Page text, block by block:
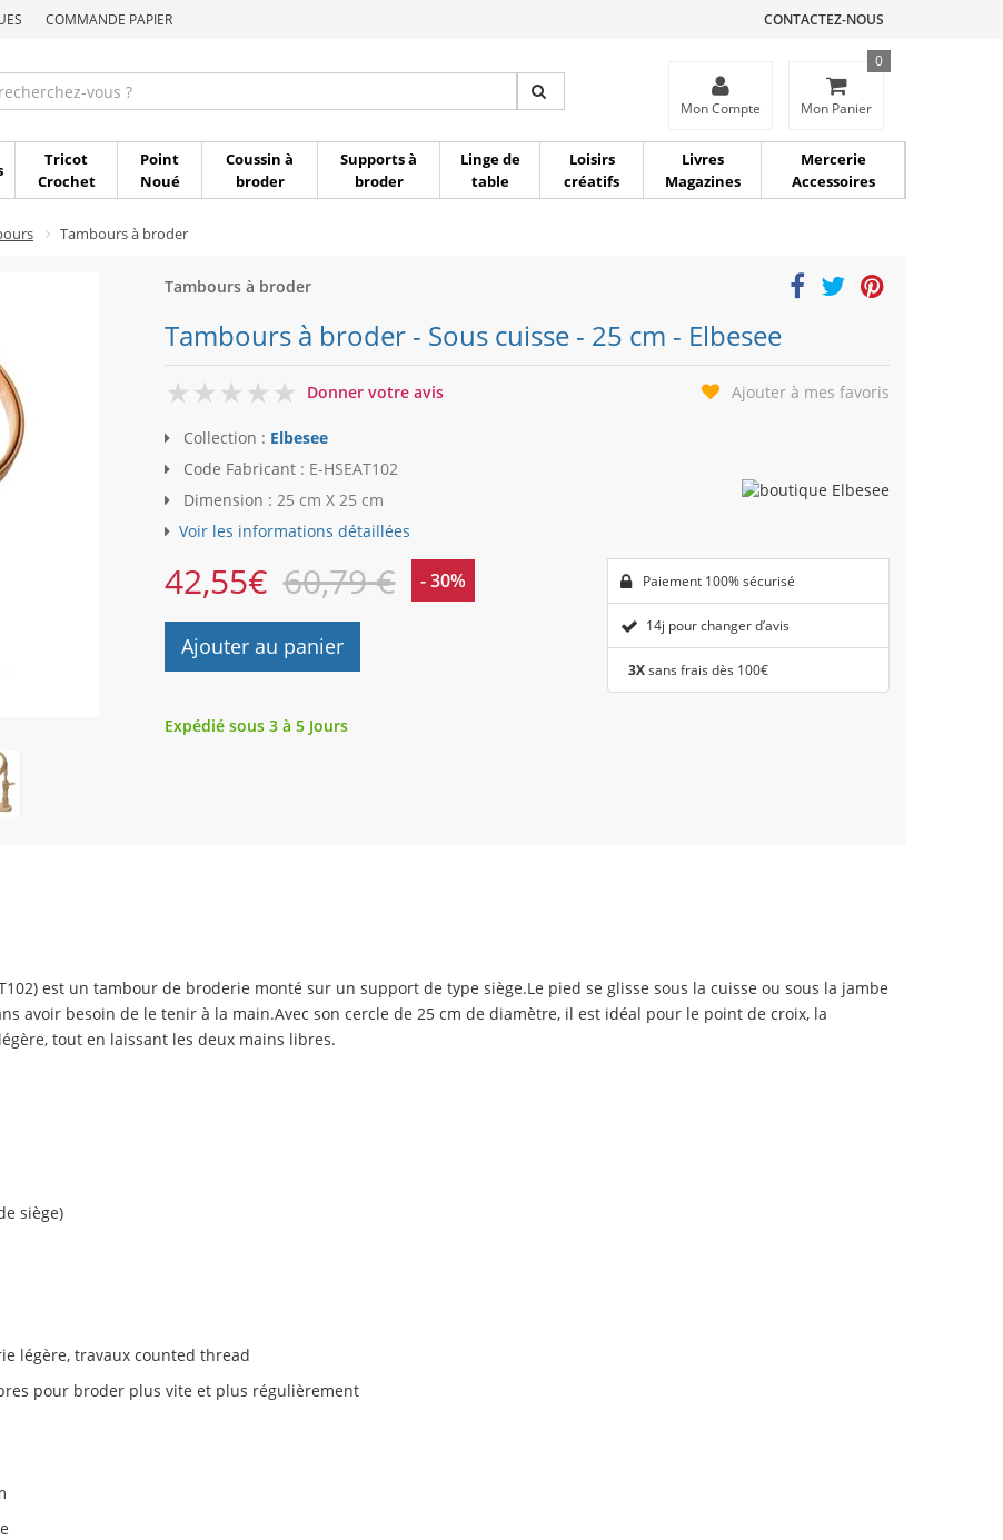
COMMANDE PAPIER CONTACTEZ-NOUS
Mon Compte Mon Panier
0
Tricot
Crochet
Point
Noué
Coussin à
broder
Supports à
broder
Linge de
table
Loisirs
créatifs
Livres
Magazines
Mercerie
Accessoires
Tambours à broder
Tambours à broder
Tambours à broder - Sous cuisse - 25 cm - Elbesee
0
Donner votre avis Ajouter à mes favoris
Collection : Elbesee
Code Fabricant : E-HSEAT102
Dimension : 25 cm X 25 cm
Voir les informations détaillées
42,55€ 60,79 € - 30%
Ajouter au panier
Paiement 100% sécurisé
14j pour changer d’avis
3Xsans frais dès 100€
Expédié sous 3 à 5 Jours
est un tambour de broderie monté sur un support de type siège.Le pied se glisse sous la cuisse ou sous la jambe
avoir besoin de le tenir à la main.Avec son cercle de 25 cm de diamètre, il est idéal pour le point de croix, la
tout en laissant les deux mains libres.
siège)
légère, travaux counted thread
pour broder plus vite et plus régulièrement